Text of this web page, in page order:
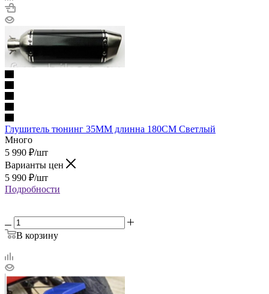
Глушитель тюнинг 35MM длинна 180CM Светлый
Много
5 990 ₽/шт
Варианты цен
5 990 ₽/шт
Подробности
В корзину